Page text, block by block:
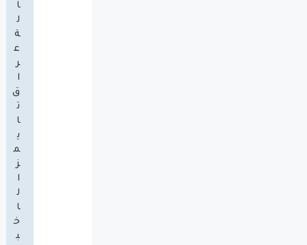
ا
ل
ة
ع
ر
ا
ق
ت
ا
ي
م
ز
ا
ل
ا
خ
ب